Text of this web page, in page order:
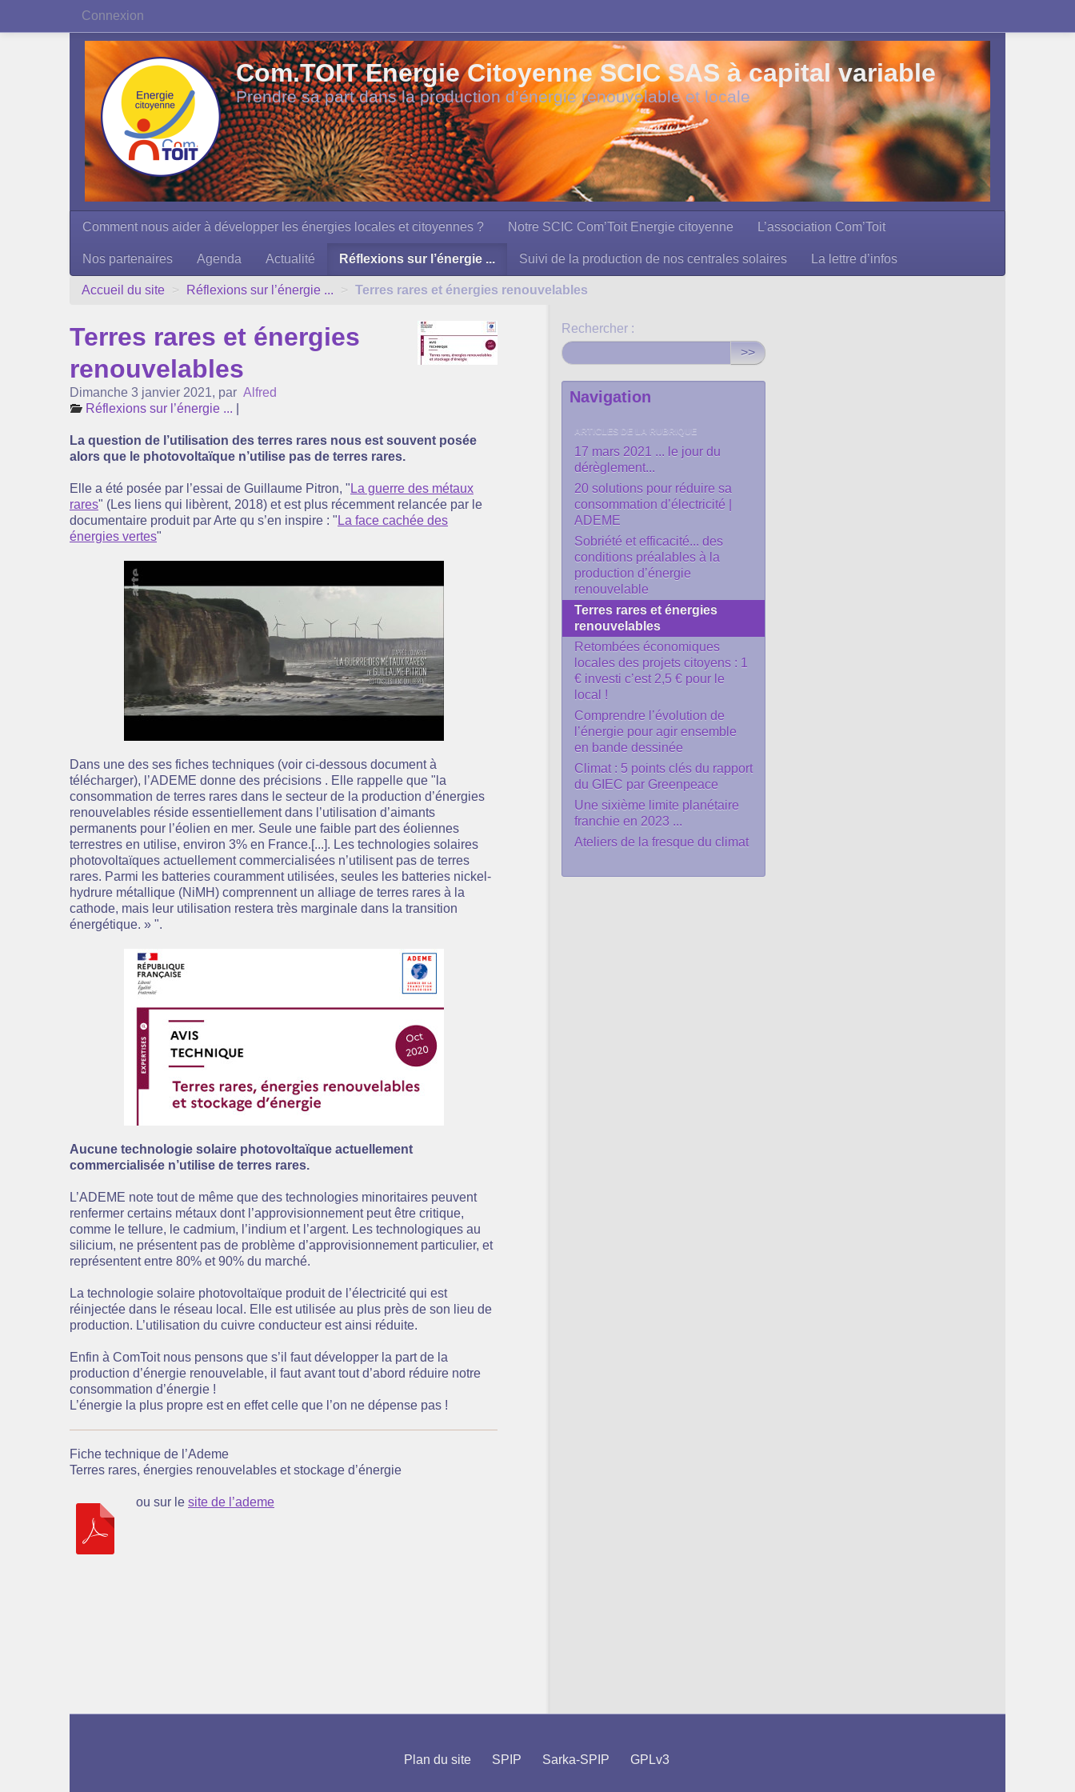
Com.TOIT Energie Citoyenne SCIC SAS à capital variable
Prendre sa part dans la production d’énergie renouvelable et locale
Comment nous aider à développer les énergies locales et citoyennes ? Notre SCIC Com’Toit Energie citoyenne L’association Com’Toit
Nos partenaires Agenda Actualité Réflexions sur l’énergie ... Suivi de la production de nos centrales solaires La lettre d’infos
Accueil du site > Réflexions sur l’énergie ... > Terres rares et énergies renouvelables
Terres rares et énergies
renouvelables
Dimanche 3 janvier 2021, par Alfred
Réflexions sur l’énergie ...
La question de l’utilisation des terres rares nous est souvent posée
alors que le photovoltaïque n’utilise pas de terres rares.
Elle a été posée par l’essai de Guillaume Pitron, " La guerre des métaux
rares" (Les liens qui libèrent, 2018) et est plus récemment relancée par le
documentaire produit par Arte qu s’en inspire : " La face cachée des
énergies vertes"
Dans une des ses fiches techniques (voir ci-dessous document à
télécharger), l’ADEME donne des précisions . Elle rappelle que "la
consommation de terres rares dans le secteur de la production d’énergies
renouvelables réside essentiellement dans l’utilisation d’aimants
permanents pour l’éolien en mer. Seule une faible part des éoliennes
terrestres en utilise, environ 3% en France.[...]. Les technologies solaires
photovoltaïques actuellement commercialisées n’utilisent pas de terres
rares. Parmi les batteries couramment utilisées, seules les batteries nickel-
hydrure métallique (NiMH) comprennent un alliage de terres rares à la
cathode, mais leur utilisation restera très marginale dans la transition
énergétique. » ".
Aucune technologie solaire photovoltaïque actuellement
commercialisée n’utilise de terres rares.
L’ADEME note tout de même que des technologies minoritaires peuvent
renfermer certains métaux dont l’approvisionnement peut être critique,
comme le tellure, le cadmium, l’indium et l’argent. Les technologiques au
silicium, ne présentent pas de problème d’approvisionnement particulier, et
représentent entre 80% et 90% du marché.
La technologie solaire photovoltaïque produit de l’électricité qui est
réinjectée dans le réseau local. Elle est utilisée au plus près de son lieu de
production. L’utilisation du cuivre conducteur est ainsi réduite.
Enfin à ComToit nous pensons que s’il faut développer la part de la
production d’énergie renouvelable, il faut avant tout d’abord réduire notre
consommation d’énergie !
L’énergie la plus propre est en effet celle que l’on ne dépense pas !
Fiche technique de l’Ademe
Terres rares, énergies renouvelables et stockage d’énergie
ou sur le site de l’ademe
Rechercher :
>>
Navigation
ARTICLES DE LA RUBRIQUE
17 mars 2021 ... le jour du
dérèglement...
20 solutions pour réduire sa
consommation d’électricité |
ADEME
Sobriété et efficacité... des
conditions préalables à la
production d’énergie
renouvelable
Terres rares et énergies
renouvelables
Retombées économiques
locales des projets citoyens : 1
€ investi c’est 2,5 € pour le
local !
Comprendre l’évolution de
l’énergie pour agir ensemble
en bande dessinée
Climat : 5 points clés du rapport
du GIEC par Greenpeace
Une sixième limite planétaire
franchie en 2023 ...
Ateliers de la fresque du climat
Plan du site SPIP Sarka-SPIP GPLv3
Connexion